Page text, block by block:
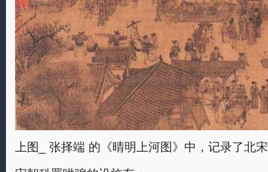
上图_ 张择端 的《晴明上河图》中，记录了北